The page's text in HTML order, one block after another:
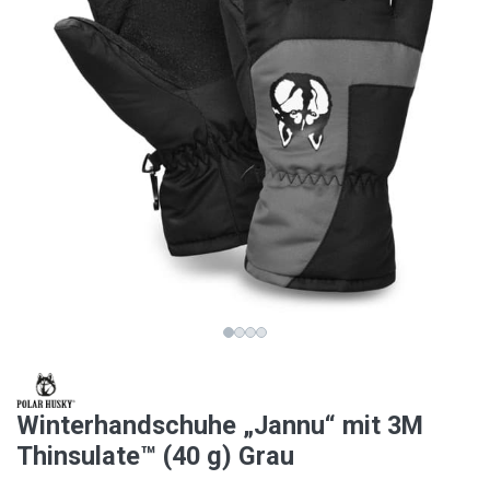
Winterhandschuhe „Jannu“ mit 3M
Thinsulate™ (40 g) Grau